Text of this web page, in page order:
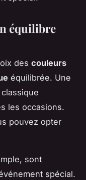
équilibre
des couleurs
équilibrée. Une
les occasions.
pouvez opter
sont
spécial.